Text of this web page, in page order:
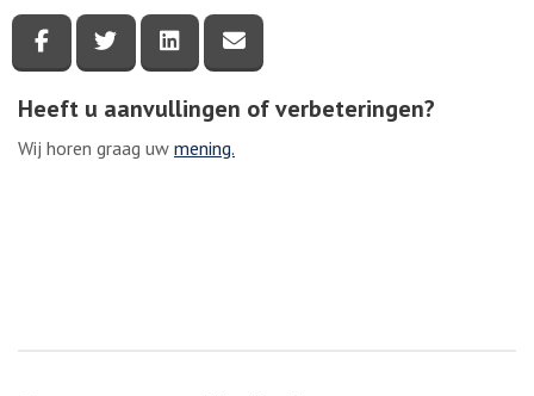
Deel deze pagina via Facebook
Deel deze pagina via Twitter
Deel deze pagina via LinkedIn
Heeft u aanvullingen of verbeteringen?
Wij horen graag uw mening.